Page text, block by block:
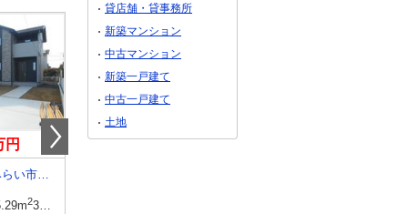
円
茨城県つくばみらい市谷井田
234.87坪
640万円～840万円
貸店舗・貸事務所
新築マンション
中古マンション
新築一戸建て
中古一戸建て
土地